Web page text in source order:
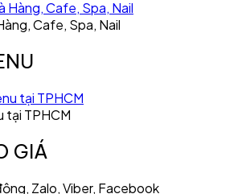
Cafe, Spa, Nail
tại TPHCM
GIÁ
Zalo, Viber, Facebook